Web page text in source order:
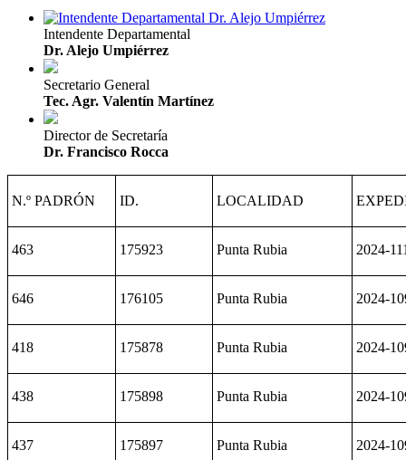
Intendente Departamental
Dr. Alejo Umpiérrez
Secretario General
Tec. Agr. Valentín Martínez
Director de Secretaría
Dr. Francisco Rocca
N.º PADRÓN ID. LOCALIDAD
463 175923 Punta Rubia 2024-
646 176105 Punta Rubia 2024-
418 175878 Punta Rubia 2024-
438 175898 Punta Rubia 2024-
437 175897 Punta Rubia 2024-